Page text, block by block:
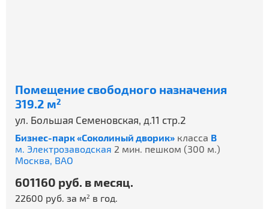
Помещение свободного назначения
319.2 м2
ул. Большая Семеновская, д.11 стр.2
Бизнес-парк «Соколиный дворик» класса B
м. Электрозаводская 2 мин. пешком (300 м.)
Москва, ВАО
601160 руб. в месяц.
22600 руб. за м2 в год.